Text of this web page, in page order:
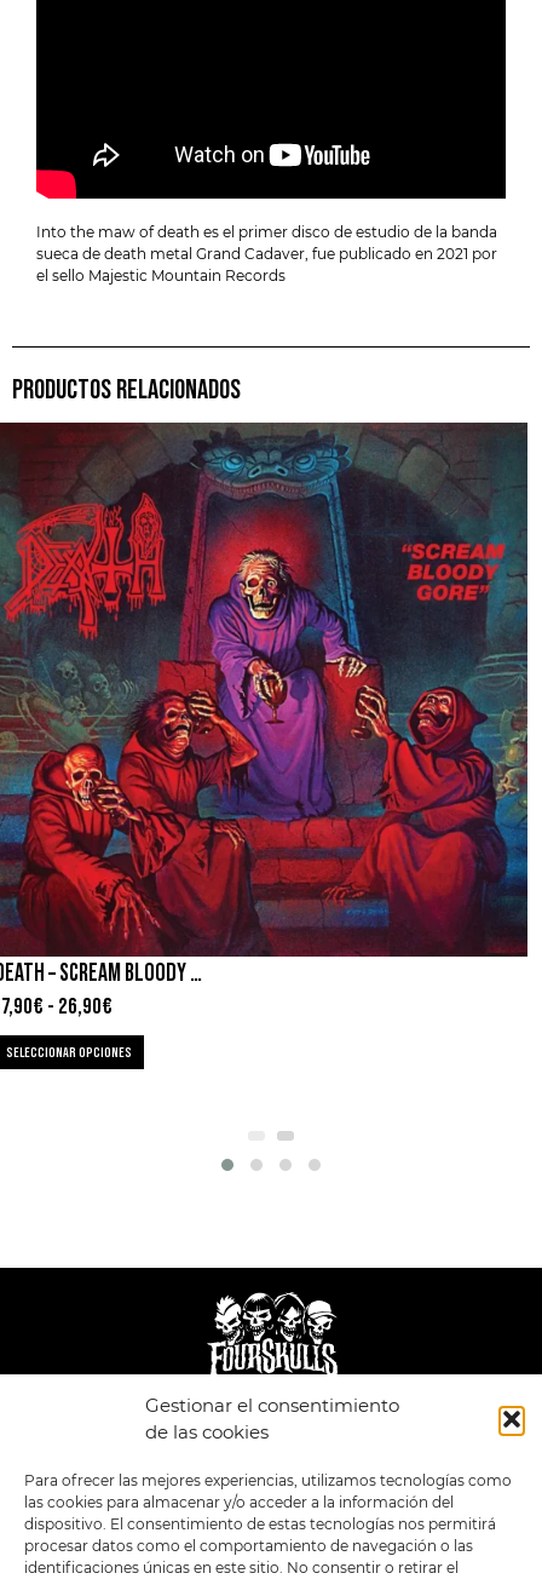
Gestionar el consentimiento
de las cookies
Para ofrecer las mejores experiencias, utilizamos tecnologías como
las cookies para almacenar y/o acceder a la información del
dispositivo. El consentimiento de estas tecnologías nos permitirá
procesar datos como el comportamiento de navegación o las
identificaciones únicas en este sitio. No consentir o retirar el
Into the maw of death es el primer disco de estudio de la banda
sueca de death metal Grand Cadaver, fue publicado en 2021 por
el sello Majestic Mountain Records
PRODUCTOS RELACIONADOS
DEATH – SCREAM BLOODY GORE
€ - 26,90€
SELECCIONAR OPCIONES
PRIVACIDAD
TÉRMINOS Y
CONDICIONES
GENERALES DE LA
VENTA
FORMATOS
PREVENTAS
OFERTAS
MERCHANDISING
FOUR SKULLS